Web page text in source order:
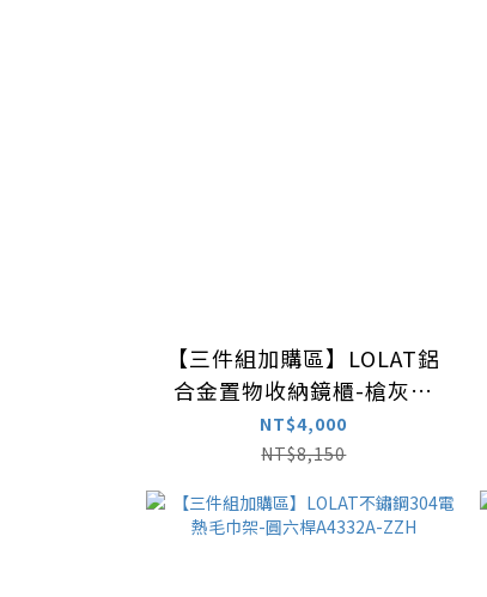
【三件組加購區】LOLAT鋁
合金置物收納鏡櫃-槍灰色
MA502
NT$4,000
NT$8,150